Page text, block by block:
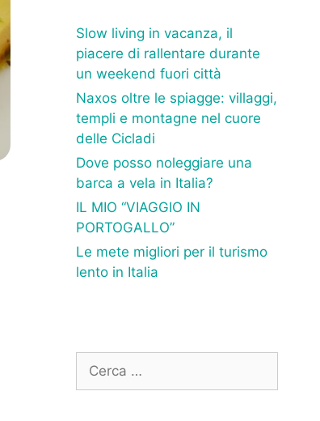
Slow living in vacanza, il
piacere di rallentare durante
un weekend fuori città
Naxos oltre le spiagge: villaggi,
templi e montagne nel cuore
delle Cicladi
Dove posso noleggiare una
barca a vela in Italia?
IL MIO “VIAGGIO IN
PORTOGALLO”
Le mete migliori per il turismo
lento in Italia
per: